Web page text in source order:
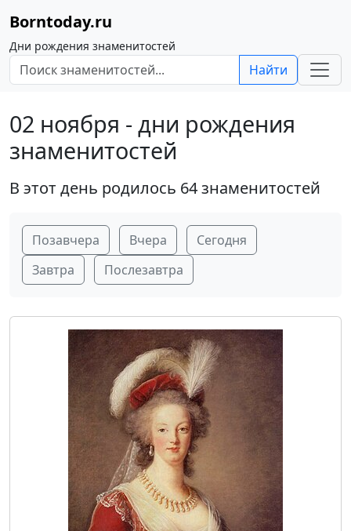
Borntoday.ru
Дни рождения знаменитостей
Найти
02 ноября - дни рождения
знаменитостей
В этот день родилось 64 знаменитостей
Позавчера Вчера
Сегодня
Завтра
Послезавтра